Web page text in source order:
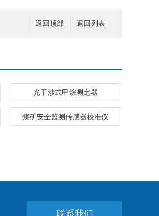
返回列表
返回顶部
光干涉式甲烷测定器
煤矿安全监测传感器校准仪
联系我们